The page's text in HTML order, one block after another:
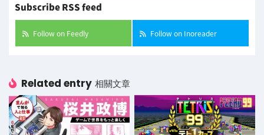
Subscribe RSS feed
Follow on Feedly Follow on Inoreader
Related entry 相關文章